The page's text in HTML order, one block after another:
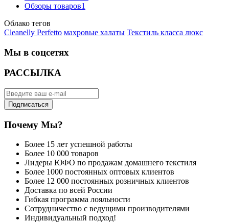
Обзоры товаров1
Облако тегов
Cleanelly Perfetto махровые халаты Текстиль класса люкс
Мы в соцсетях
РАССЫЛКА
Подписаться
Почему Мы?
Более 15 лет успешной работы
Более 10 000 товаров
Лидеры ЮФО по продажам домашнего текстиля
Более 1000 постоянных оптовых клиентов
Более 12 000 постоянных розничных клиентов
Доставка по всей России
Гибкая программа лояльности
Сотрудничество с ведущими производителями
Индивидуальный подход!